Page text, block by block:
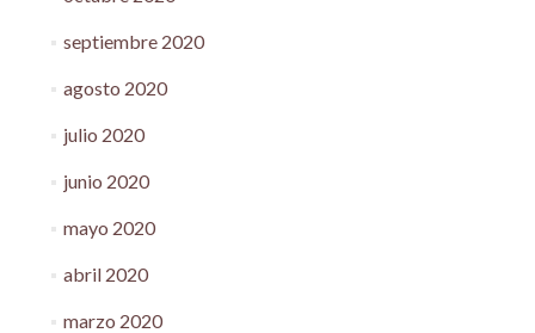
septiembre 2020
agosto 2020
julio 2020
junio 2020
mayo 2020
abril 2020
marzo 2020